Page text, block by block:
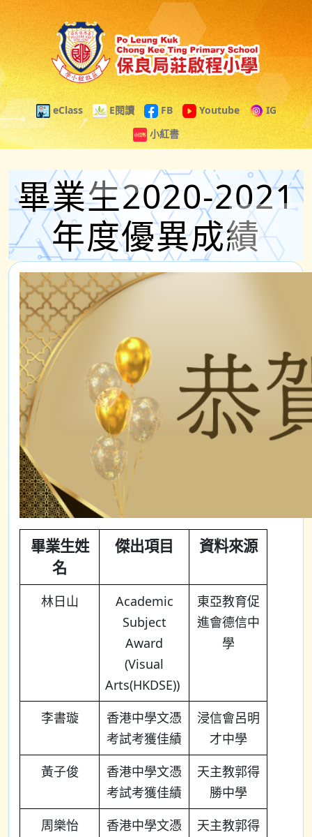
eClass E閱讀 FB Youtube
IG
小紅書
畢業生2020-2021
年度優異成績
畢業生姓
名
傑出項目 資料來源
林日山
Academic
Subject
Award
(Visual
Arts(HKDSE))
東亞教育促
進會德信中
學
李書璇
香港中學文憑
考試考獲佳績
浸信會呂明
才中學
黃子俊
香港中學文憑
考試考獲佳績
天主教郭得
勝中學
周樂怡
香港中學文憑
天主教郭得